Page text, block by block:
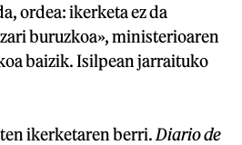
ordea: ikerketa ez da
buruzkoa», ministerioaren
baizik. Isilpean jarraituko
ikerketaren berri. Diario de